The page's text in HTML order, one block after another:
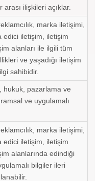
ilişkileri açıklar.
marka iletişimi,
edici iletişim, iletişim
alanları ile ilgili tüm
ve yaşadığı iletişim
sahibidir.
hukuk, pazarlama ve
ve uygulamalı
marka iletişimi,
edici iletişim, iletişim
alanlarında edindiği
bilgiler ileri